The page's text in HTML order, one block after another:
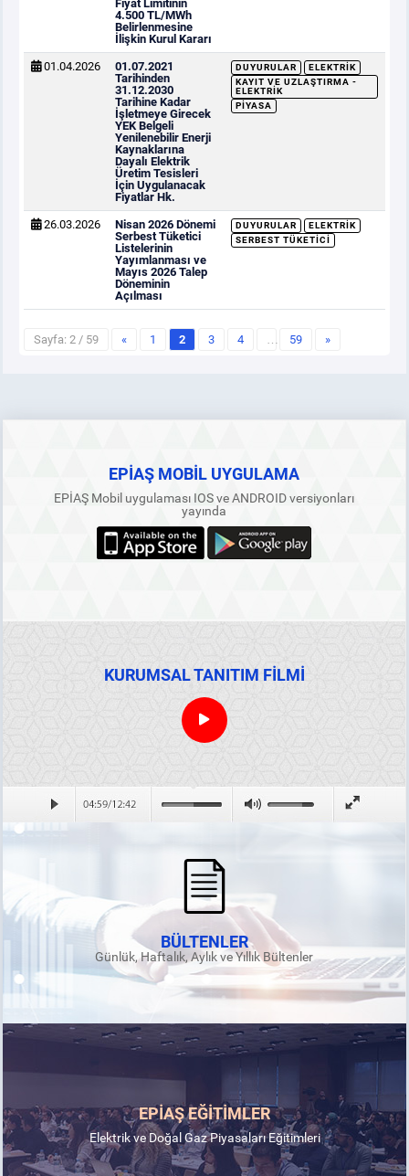
Fiyat Limitinin
4.500 TL/MWh
Belirlenmesine
İlişkin Kurul Kararı
01.04.2026
01.07.2021
Tarihinden
31.12.2030
Tarihine Kadar
İşletmeye Girecek
YEK Belgeli
Yenilenebilir Enerji
Kaynaklarına
Dayalı Elektrik
Üretim Tesisleri
İçin Uygulanacak
Fiyatlar Hk.
DUYURULAR
ELEKTRIK
KAYIT VE UZLAŞTIRMA -
ELEKTRIK
PIYASA
26.03.2026
Nisan 2026 Dönemi
Serbest Tüketici
Listelerinin
Yayımlanması ve
Mayıs 2026 Talep
Döneminin
Açılması
DUYURULAR
ELEKTRIK
SERBEST TÜKETICI
Sayfa: 2 / 59 « 1 2 3 4 … 59 »
EPİAŞ MOBİL UYGULAMA
EPİAŞ Mobil uygulaması IOS ve ANDROID versiyonları
yayında
KURUMSAL TANITIM FİLMİ
BÜLTENLER
Günlük, Haftalık, Aylık ve Yıllık Bültenler
EPİAŞ EĞİTİMLER
Elektrik ve Doğal Gaz Piyasaları Eğitimleri